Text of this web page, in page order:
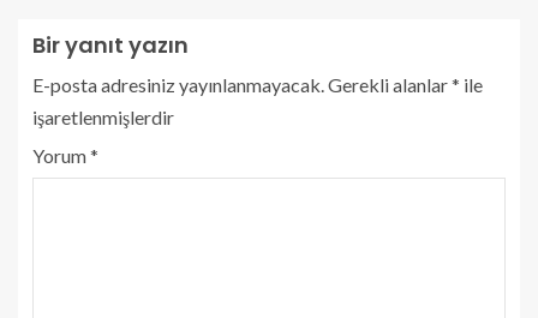
Bir yanıt yazın
E-posta adresiniz yayınlanmayacak.Gerekli alanlar* ile
işaretlenmişlerdir
Yorum*